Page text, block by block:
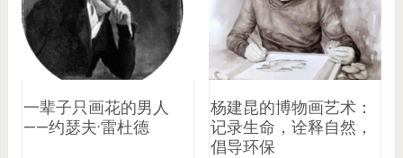
一辈子只画花的男人
——约瑟夫·雷杜德
杨建昆的博物画艺术：
记录生命，诠释自然，
倡导环保